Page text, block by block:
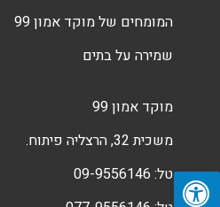
המומחים של מוקד אמון 99
שמירה על בתים
מוקד אמון 99
משכית 32, הרצליה פיתוח.
טל: 09-9556146